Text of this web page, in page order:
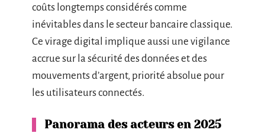
coûts longtemps considérés comme
inévitables dans le secteur bancaire classique.
Ce virage digital implique aussi une vigilance
accrue sur la sécurité des données et des
mouvements d’argent, priorité absolue pour
les utilisateurs connectés.
Panorama des acteurs en 2025